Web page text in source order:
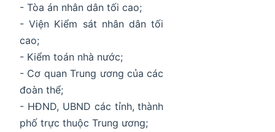
- Tòa án nhân dân tối cao;
- Viện Kiểm sát nhân dân tối
cao;
- Kiểm toán nhà nước;
- Cơ quan Trung ương của các
đoàn thể;
- HĐND, UBND các tỉnh, thành
phố trực thuộc Trung ương;